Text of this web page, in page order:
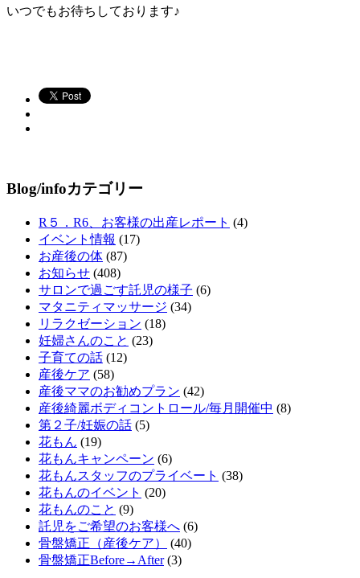
いつでもお待ちしております♪
Blog/infoカテゴリー
R５．R6、お客様の出産レポート (4)
イベント情報 (17)
お産後の体 (87)
お知らせ (408)
サロンで過ごす託児の様子 (6)
マタニティマッサージ (34)
リラクゼーション (18)
妊婦さんのこと (23)
子育ての話 (12)
産後ケア (58)
産後ママのお勧めプラン (42)
産後綺麗ボディコントロール/毎月開催中 (8)
第２子/妊娠の話 (5)
花もん (19)
花もんキャンペーン (6)
花もんスタッフのプライベート (38)
花もんのイベント (20)
花もんのこと (9)
託児をご希望のお客様へ (6)
骨盤矯正（産後ケア）
(40)
骨盤矯正Before→After(3)